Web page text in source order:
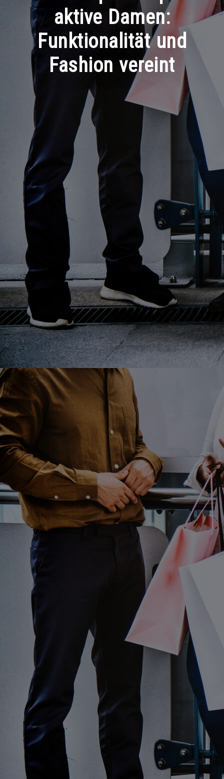
aktive Damen:
Funktionalität und
Fashion vereint